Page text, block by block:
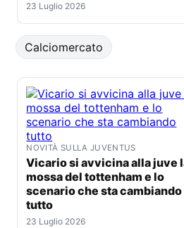
23 Luglio 2026
Calciomercato
NOVITÀ SULLA JUVENTUS
Vicario si avvicina alla juve la
mossa del tottenham e lo
scenario che sta cambiando
tutto
23 Luglio 2026